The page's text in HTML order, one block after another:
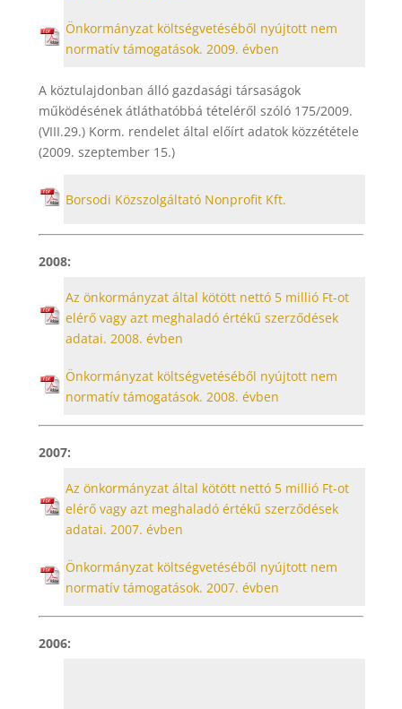
Önkormányzat költségvetéséből nyújtott nem
normatív támogatások. 2009. évben
A köztulajdonban álló gazdasági társaságok
működésének átláthatóbbá tételéről szóló 175/2009.
(VIII.29.) Korm. rendelet által előírt adatok közzététele
(2009. szeptember 15.)
Borsodi Közszolgáltató Nonprofit Kft.
2008:
Az önkormányzat által kötött nettó 5 millió Ft-ot
elérő vagy azt meghaladó értékű szerződések
adatai. 2008. évben
Önkormányzat költségvetéséből nyújtott nem
normatív támogatások. 2008. évben
2007:
Az önkormányzat által kötött nettó 5 millió Ft-ot
elérő vagy azt meghaladó értékű szerződések
adatai. 2007. évben
Önkormányzat költségvetéséből nyújtott nem
normatív támogatások. 2007. évben
2006: